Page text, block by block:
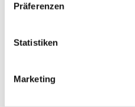
Präferenzen
Statistiken
Marketing
Materialien und
sich. Die DOZ hat sich
Pricon-
sowie Silas Breuninger,
Mitinhaber von Optik Zahn